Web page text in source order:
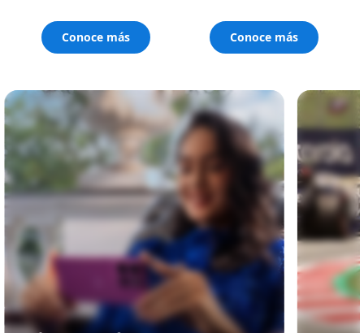
Conoce más Conoce más